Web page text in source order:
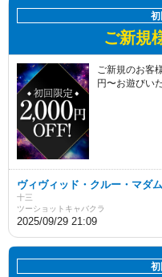
ご新規
ご新規のお客
円〜お遊びい
ヴィヴィッド・クルー・マダ
十三
ツーショットキャバクラ
2025/09/29 21:09